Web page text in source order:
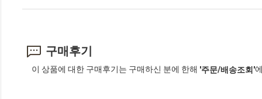
구매후기
이 상품에 대한 구매후기는 구매하신 분에 한해 '주문/배송조회'